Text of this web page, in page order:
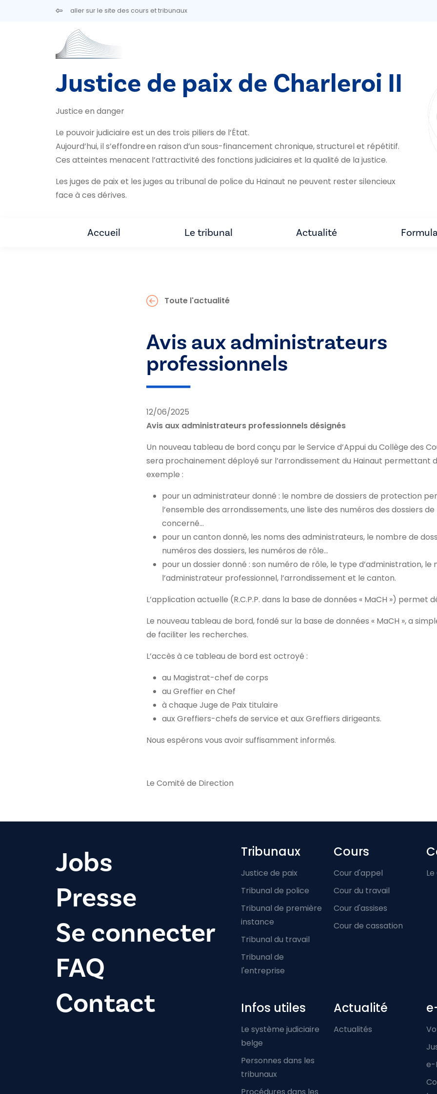
Aller au contenu principalaller sur le site des cours et tribunaux
Justice de paix de Charleroi II
Justice en danger
Le pouvoir judiciaire est un des trois piliers de l’État.
Aujourd’hui, il s’effondre en raison d’un sous-financement chronique, structurel et répétitif.
Ces atteintes menacent l’attractivité des fonctions judiciaires et la qualité de la justice.
Les juges de paix et les juges au tribunal de police du Hainaut ne peuvent rester silencieux
face à ces dérives.
Accueil Le tribunal Actualité
Toute l'actualité
Avis aux administrateurs
professionnels
12/06/2025
Avis aux administrateurs professionnels désignés
Un nouveau tableau de bord conçu par le Service d’Appui du Collège des
sera prochainement déployé sur l’arrondissement du Hainaut permettant
exemple :
pour un administrateur donné : le nombre de dossiers de protection
l’ensemble des arrondissements, une liste des numéros des dossiers
concerné…
pour un canton donné, les noms des administrateurs, le nombre de
numéros des dossiers, les numéros de rôle…
pour un dossier donné : son numéro de rôle, le type d’administration, le
l’administrateur professionnel, l’arrondissement et le canton.
L’application actuelle (R.C.P.P. dans la base de données « MaCH »)
Le nouveau tableau de bord, fondé sur la base de données « MaCH », a
de faciliter les recherches.
L’accès à ce tableau de bord est octroyé :
au Magistrat-chef de corps
au Greffier en Chef
à chaque Juge de Paix titulaire
aux Greffiers-chefs de service et aux Greffiers dirigeants.
Nous espérons vous avoir suffisamment informés.
Le Comité de Direction
Jobs
Presse
Se connecter
FAQ
Contact
Footer-menu
Tribunaux
Justice de paix
Tribunal de police
Tribunal de première
instance
Tribunal du travail
Tribunal de
l'entreprise
Cours
Cour d'appel
Cour du travail
Cour d'assises
Cour de cassation
Infos utiles
Le système judiciaire
belge
Personnes dans les
tribunaux
Actualité
Actualités
e-